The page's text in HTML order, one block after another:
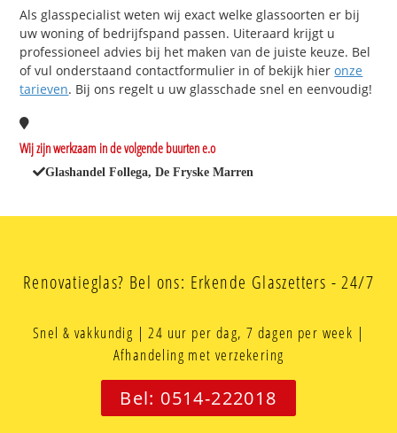
Als glasspecialist weten wij exact welke glassoorten er bij
uw woning of bedrijfspand passen. Uiteraard krijgt u
professioneel advies bij het maken van de juiste keuze. Bel
of vul onderstaand contactformulier in of bekijk hieronze
tarieven. Bij ons regelt u uw glasschade snel en eenvoudig!
Wij zijn werkzaam in de volgende buurten e.o
Glashandel Follega, De Fryske Marren
Renovatieglas? Bel ons: Erkende Glaszetters - 24/7
Snel & vakkundig | 24 uur per dag, 7 dagen per week |
Afhandeling met verzekering
Bel: 0514-222018